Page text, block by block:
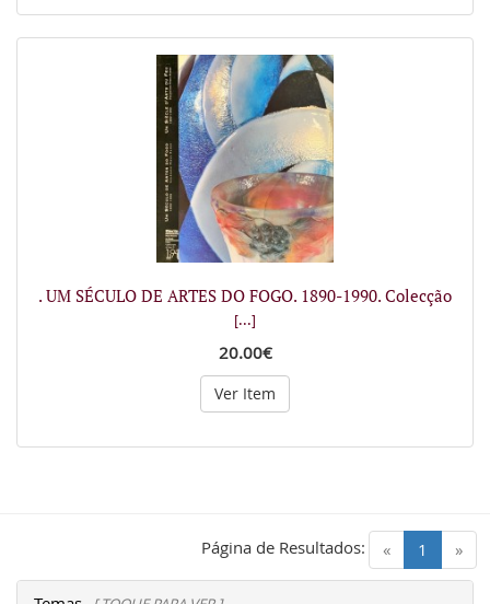
. UM SÉCULO DE ARTES DO FOGO. 1890-1990. Colecção
[...]
20.00€
Ver Item
« 1 (current)
»
Página de Resultados: